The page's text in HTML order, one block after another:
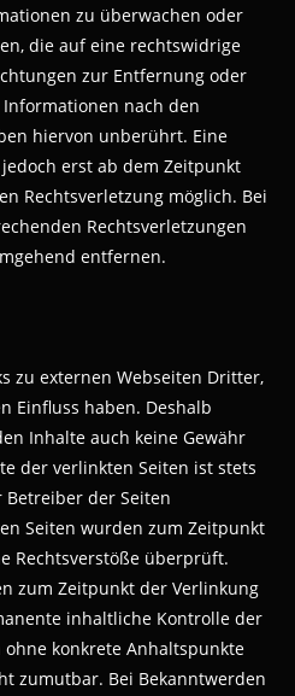
zu überwachen oder
die auf eine rechtswidrige
zur Entfernung oder
nach den
hiervon unberührt. Eine
erst ab dem Zeitpunkt
Rechtsverletzung möglich. Bei
Rechtsverletzungen
entfernen.
zu externen Webseiten Dritter,
Einfluss haben. Deshalb
Inhalte auch keine Gewähr
der verlinkten Seiten ist stets
der Seiten
Seiten wurden zum Zeitpunkt
Rechtsverstöße überprüft.
zum Zeitpunkt der Verlinkung
inhaltliche Kontrolle der
konkrete Anhaltspunkte
zumutbar. Bei Bekanntwerden